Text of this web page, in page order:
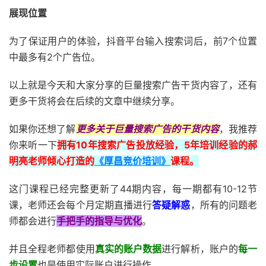
展现位置
为了保证用户的体验，抖音平台输入搜索词后，前7个位置
中最多有2个广告位。
以上就是今天和大家分享的巨量搜索广告干货内容了，还有
更多干货将会在后续的文章中继续分享。
如果你还想了解 更多关于巨量搜索广告的干货内容，我推荐
你来听一下拥有10年搜索广告投放经验，5年培训经验的郝
明亮老师倾心打造的 《厚昌竞价培训》 课程。
这门课程已经完整更新了44期内容，每一期都有10-12节
课，老师还会每个月定期直播进行答疑解惑，所有的问题老
师都会进行手把手的指导与优化。
并且全程老师都使用真实的账户数据进行解析，账户的每一